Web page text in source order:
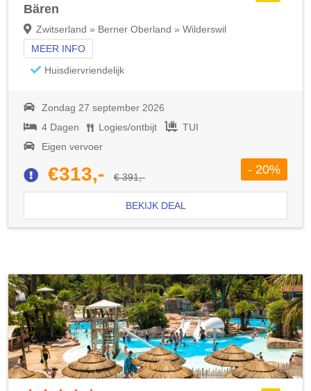
Bären
Zwitserland » Berner Oberland » Wilderswil
MEER INFO
Huisdiervriendelijk
Zondag 27 september 2026
4 Dagen
Logies/ontbijt
TUI
Eigen vervoer
€313,- € 391,-
- 20%
BEKIJK DEAL